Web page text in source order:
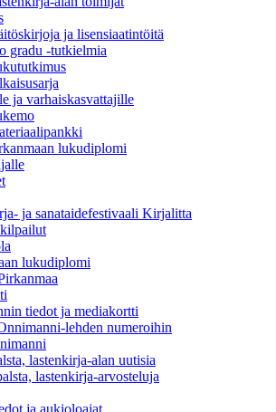
ja lisensiaatintöitä
gradu -tutkielmia
ja varhaiskasvattajille
lukudiplomi
ja sanataidefestivaali Kirjalitta
lukudiplomi
tiedot ja mediakortti
lehden numeroihin
lastenkirja-alan uutisia
lastenkirja-arvosteluja
ja aukioloajat